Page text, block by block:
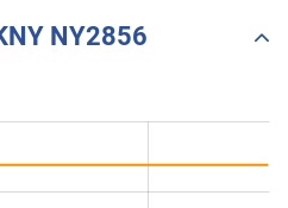
NY2856